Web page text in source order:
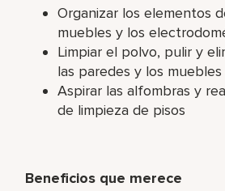
Organizar los elementos
muebles y los
Limpiar el polvo, pulir y
las paredes y los muebles
Aspirar las alfombras y
de limpieza de pisos
Beneficios que merece